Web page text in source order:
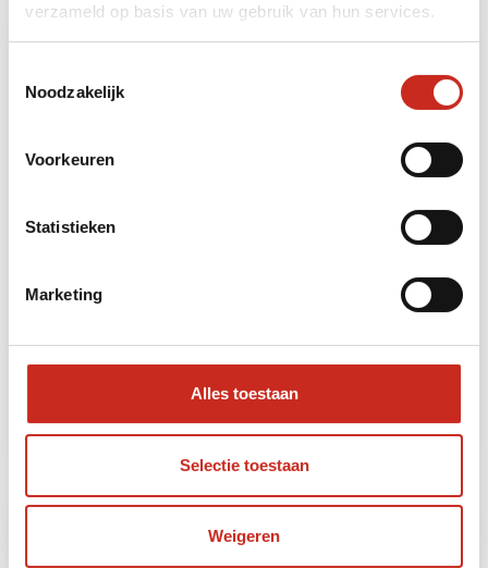
verzameld op basis van uw gebruik van hun services.
Noodzakelijk
Voorkeuren
Statistieken
Marketing
Alles toestaan
Selectie toestaan
Weigeren
Lees meer